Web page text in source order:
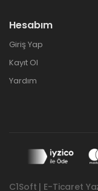
Hesabım
Giriş Yap
Kayıt Ol
Yardım
C1Soft | E-Ticaret